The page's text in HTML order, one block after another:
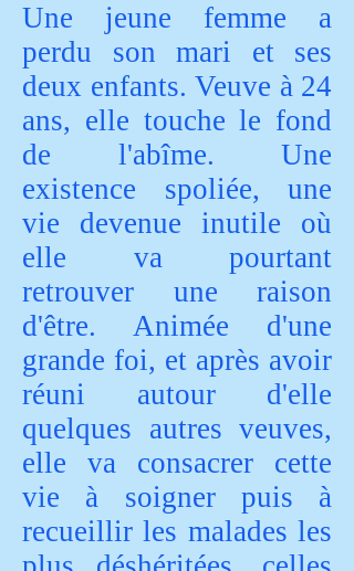
Une jeune femme a
perdu son mari et ses
deux enfants. Veuve à 24
ans, elle touche le fond
de l'abîme. Une
existence spoliée, une
vie devenue inutile où
elle va pourtant
retrouver une raison
d'être. Animée d'une
grande foi, et après avoir
réuni autour d'elle
quelques autres veuves,
elle va consacrer cette
vie à soigner puis à
recueillir les malades les